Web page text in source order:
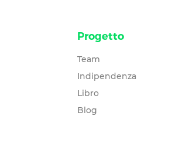
Progetto
Team
Indipendenza
Libro
Blog